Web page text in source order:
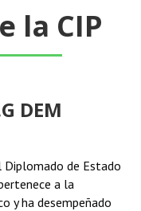
la CIP
DEM
Diplomado de Estado
a la
y ha desempeñado